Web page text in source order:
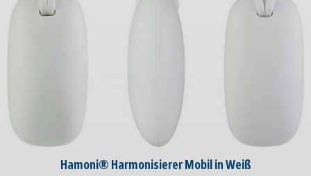
Hamoni® Harmonisierer Mobil in Weiß